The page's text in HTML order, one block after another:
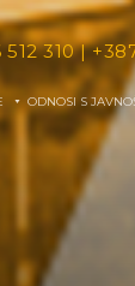
310|
ODNOSI S